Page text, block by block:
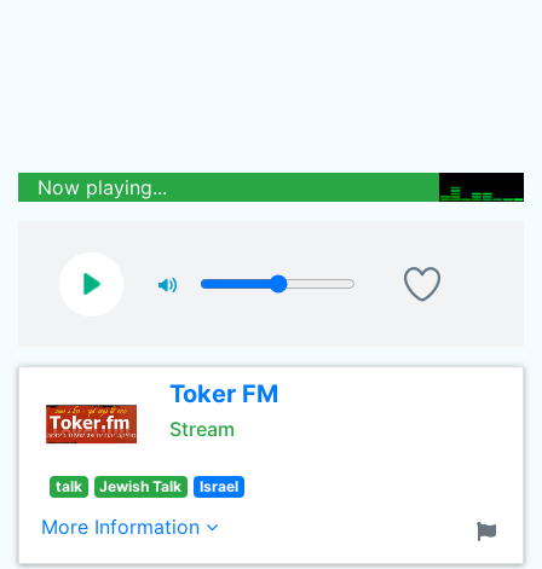
Now playing...
Toker FM
Stream
talk Jewish Talk Israel
More Information